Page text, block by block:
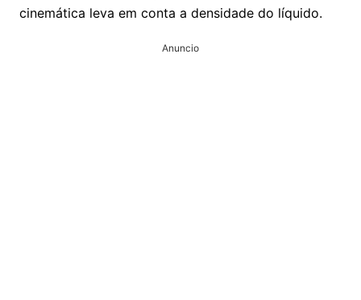
cinemática leva em conta a densidade do líquido.
Anuncio